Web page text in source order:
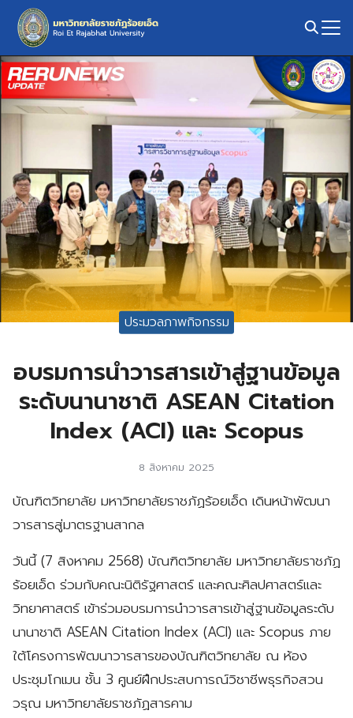
Skip
content
Search
for:
ประมวลภาพกิจกรรม
อบรมการนำวารสารเข้าสู่ฐานข้อมูล
ระดับนานาชาติ ASEAN Citation
Index (ACI) และ Scopus
8 สิงหาคม 2025
บัณฑิตวิทยาลัย มหาวิทยาลัยราชภัฏร้อยเอ็ด เดินหน้าพัฒนา
วารสารสู่มาตรฐานสากล
วันนี้ (7 สิงหาคม 2568) บัณฑิตวิทยาลัย มหาวิทยาลัยราชภัฏ
ร้อยเอ็ด ร่วมกับคณะนิติรัฐศาสตร์ และคณะศิลปศาสตร์และ
วิทยาศาสตร์ เข้าร่วมอบรมการนำวารสารเข้าสู่ฐานข้อมูลระดับ
นานาชาติ ASEAN Citation Index (ACI) และ Scopus ภาย
ใต้โครงการพัฒนาวารสารของบัณฑิตวิทยาลัย ณ ห้อง
ประชุมโกเมน ชั้น 3 ศูนย์ฝึกประสบการณ์วิชาชีพธุรกิจสวน
วรุณ มหาวิทยาลัยราชภัฏสารคาม